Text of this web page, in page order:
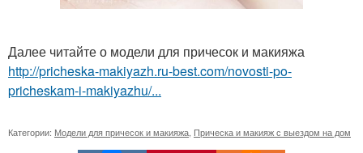
Далее читайте о модели для причесок и макияжа
http://pricheska-makiyazh.ru-best.com/novosti-po-
pricheskam-i-makiyazhu/...
Категории: Модели для причесок и макияжа Прическа и макияж с выездом на дом